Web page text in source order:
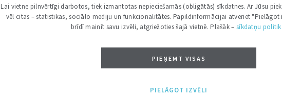
pakalpojumu
Īsumā...
ŠĶIRSTI UN LASI KĀ DRUKĀTO! PIEEJAMS ABONENTIEM.
Lai vietne pilnvērtīgi darbotos, tiek izmantotas nepieciešamās (obligātās) sīkdatnes. Ar Jūsu
vēl citas – statistikas, sociālo mediju un funkcionalitātes. Papildinformācijai atveriet "Pielāgot
brīdī mainīt savu izvēli, atgriežoties šajā vietnē. Plašāk – sīkdatņu
PIEŅEMT VISAS
PIELĀGOT IZVĒLI